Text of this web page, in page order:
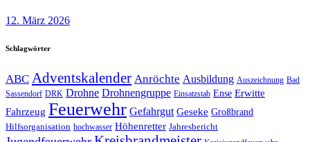
12. März 2026
Schlagwörter
ABC Adventskalender Anröchte Ausbildung Auszeichnung Bad
Sassendorf DRK Drohne Drohnengruppe Einsatzstab Ense Erwitte
Fahrzeug Feuerwehr Gefahrgut Geseke Großbrand
Hilfsorganisation hochwasser Höhenretter Jahresbericht